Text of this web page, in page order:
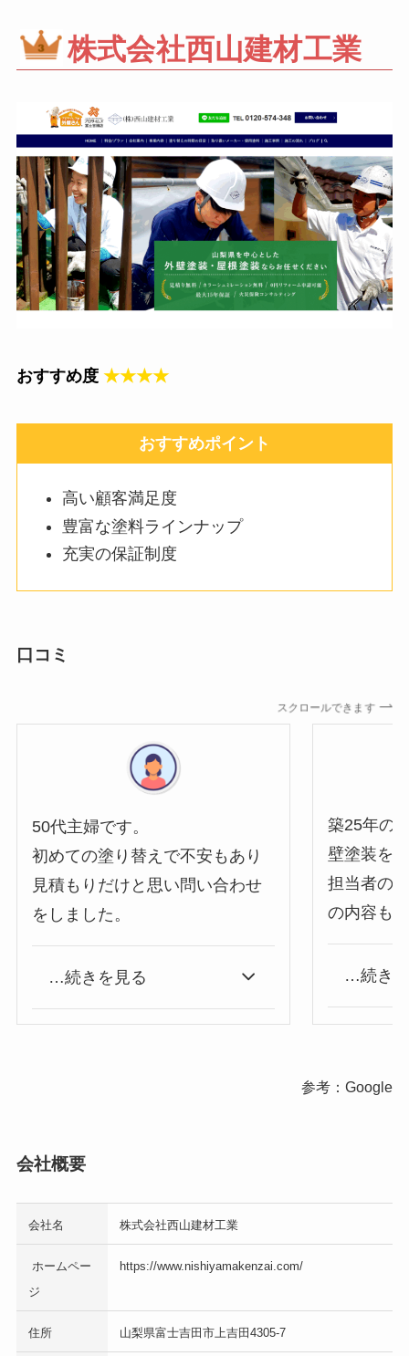
株式会社西山建材工業
おすすめ度 ★★★★
おすすめポイント
高い顧客満足度
豊富な塗料ラインナップ
充実の保証制度
口コミ
スクロールできます
50代主婦です。
初めての塗り替えで不安もあり
見積もりだけと思い問い合わせ
をしました。
…続きを見る
築25年の
壁塗装を
担当者の
の内容も
…続き
参考：Google
会社概要
会社名 株式会社西山建材工業
ホームペー
ジ
https://www.nishiyamakenzai.com/
住所 山梨県富士吉田市上吉田4305-7